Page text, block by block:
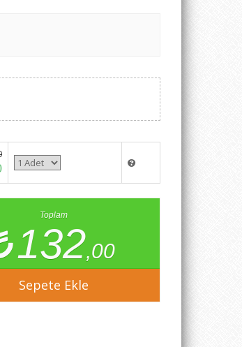
Toplam
132,00